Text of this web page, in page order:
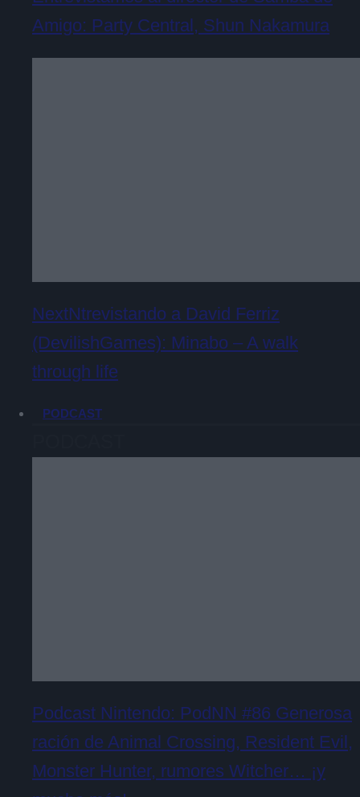
Amigo: Party Central, Shun Nakamura
NextNtrevistando a David Ferriz
(DevilishGames): Minabo – A walk
through life
PODCAST
Podcast Nintendo: PodNN #86 Generosa
ración de Animal Crossing, Resident Evil,
Monster Hunter, rumores Witcher… ¡y